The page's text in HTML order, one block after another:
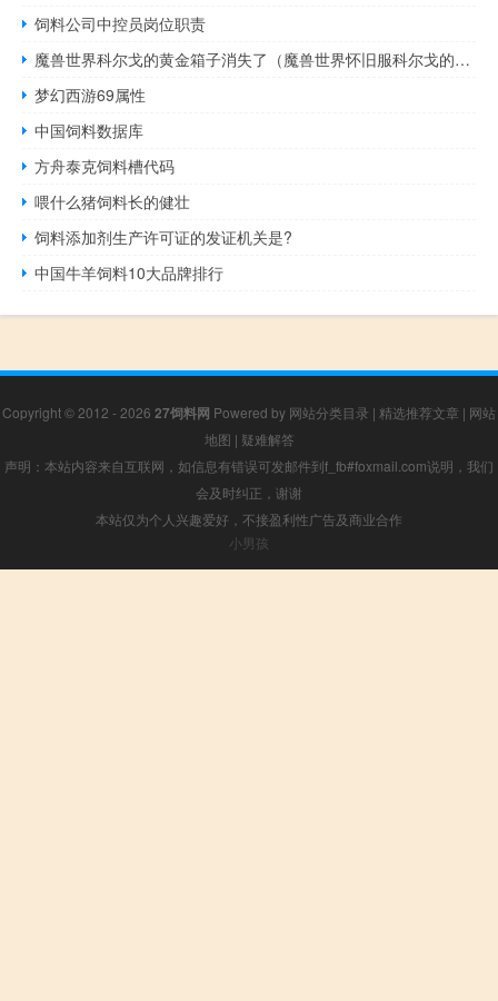
饲料公司中控员岗位职责
魔兽世界科尔戈的黄金箱子消失了（魔兽世界怀旧服科尔戈的黄金在哪交任务）
梦幻西游69属性
中国饲料数据库
方舟泰克饲料槽代码
喂什么猪饲料长的健壮
饲料添加剂生产许可证的发证机关是?
中国牛羊饲料10大品牌排行
Copyright © 2012 - 2026 27饲料网 Powered by 网站分类目录 | 精选推荐文章 | 网站
地图 | 疑难解答
声明：本站内容来自互联网，如信息有错误可发邮件到f_fb#foxmail.com说明，我们
会及时纠正，谢谢
本站仅为个人兴趣爱好，不接盈利性广告及商业合作
小男孩